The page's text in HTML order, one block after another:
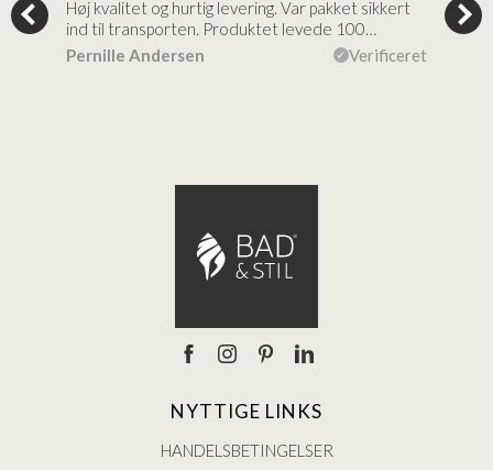
Høj kvalitet og hurtig levering. Var pakket sikkert
ind til transporten. Produktet levede 100…
Pernille Andersen
Verificeret
NYTTIGE LINKS
HANDELSBETINGELSER